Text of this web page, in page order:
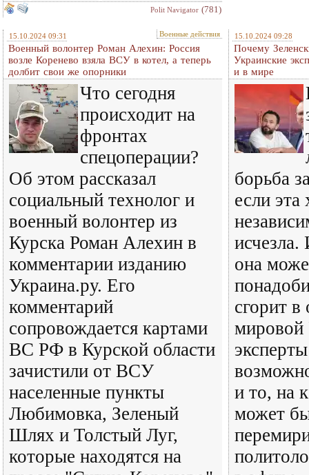
Polit Navigator (781)
15.10.2024 09:31 Военные действия
Военный волонтер Роман Алехин: Россия
возле Коренево взяла ВСУ в котел, а теперь
долбит свои же опорники
Что сегодня
происходит на
фронтах
спецоперации?
Об этом рассказал
социальный технолог и
военный волонтер из
Курска Роман Алехин в
комментарии изданию
Украина.ру. Его
комментарий
сопровождается картами
ВС РФ в Курской области
зачистили от ВСУ
населенные пункты
Любимовка, Зеленый
Шлях и Толстый Луг,
которые находятся на
15.10.2024 09:28
Почему
Украинские
и в мире
борьба
если эта
она
сгорит в
мировой
и то, на
может